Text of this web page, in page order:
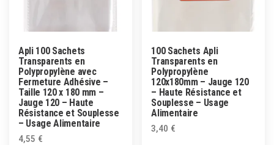
Apli 100 Sachets
Transparents en
Polypropylène avec
Fermeture Adhésive –
Taille 120 x 180 mm –
Jauge 120 – Haute
Résistance et Souplesse
– Usage Alimentaire
4,55 €
100 Sachets Apli
Transparents en
Polypropylène
120x180mm – Jauge 120
– Haute Résistance et
Souplesse – Usage
Alimentaire
3,40 €